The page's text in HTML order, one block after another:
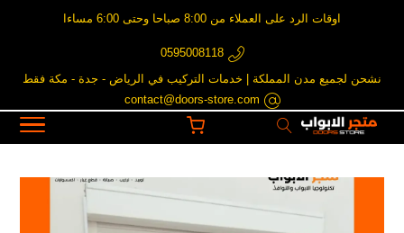
اوقات الرد على العملاء من 8:00 صباحا وحتى 6:00 مساءا
0595008118
نشحن لجميع مدن المملكة | خدمات التركيب في الرياض - جدة - مكة فقط
contact@doors-store.com